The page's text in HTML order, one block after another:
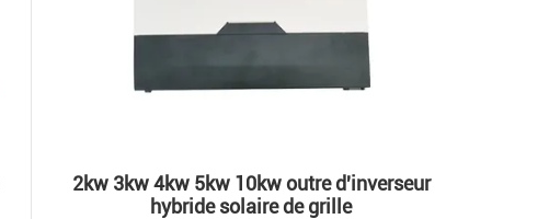
2kw 3kw 4kw 5kw 10kw outre d'inverseur
hybride solaire de grille